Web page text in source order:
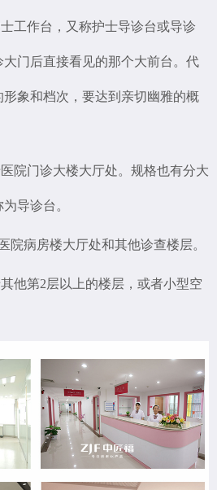
工作台，又称护士导诊台或导诊
门后直接看见的那个大前台。代
象和档次，要达到亲切幽雅的概
院门诊大楼大厅处。规格也有分大
导诊台。
院病房楼大厅处和其他诊查楼层。
他第2层以上的楼层，或者小型空